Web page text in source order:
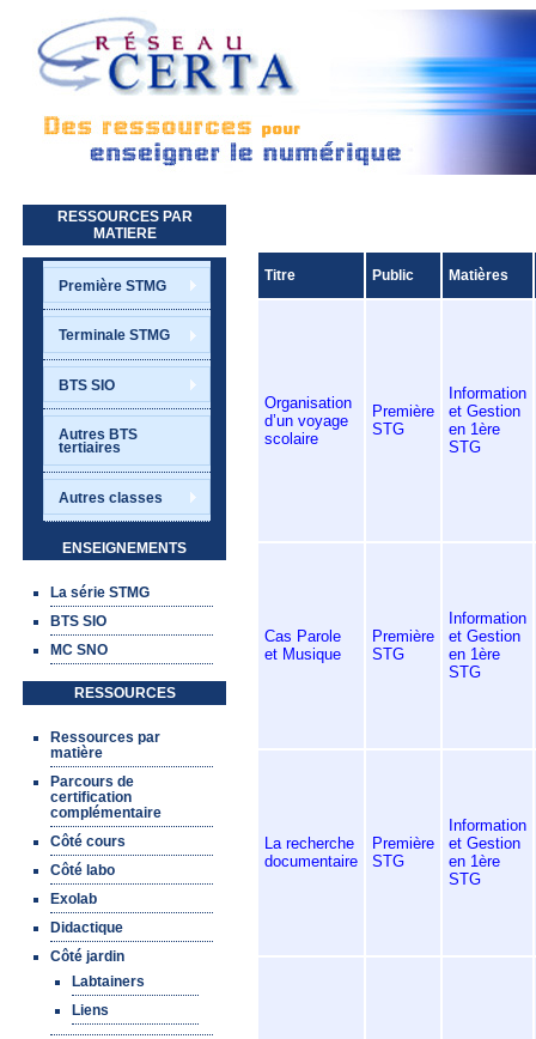
Aller au contenu principal
RESSOURCES PAR
MATIERE
Première STMG
Terminale STMG
BTS SIO
Autres BTS
tertiaires
Autres classes
ENSEIGNEMENTS
La série STMG
BTS SIO
MC SNO
RESSOURCES
Ressources par
matière
Parcours de
certification
complémentaire
Côté cours
Côté labo
Exolab
Didactique
Côté jardin
Labtainers
Liens
Titre Public Matières
Organisation
d’un voyage
scolaire
Première
STG
Information
et Gestion
en 1ère
STG
Cas Parole
et Musique
Première
STG
Information
et Gestion
en 1ère
STG
La recherche
documentaire
Première
STG
Information
et Gestion
en 1ère
STG